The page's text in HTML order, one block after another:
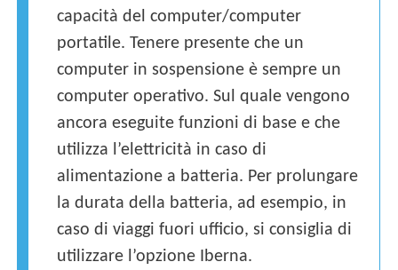
capacità del computer/computer
portatile. Tenere presente che un
computer in sospensione è sempre un
computer operativo. Sul quale vengono
ancora eseguite funzioni di base e che
utilizza l’elettricità in caso di
alimentazione a batteria. Per prolungare
la durata della batteria, ad esempio, in
caso di viaggi fuori ufficio, si consiglia di
utilizzare l’opzione Iberna.